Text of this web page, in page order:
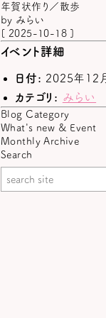
年賀状作り／散歩
by みらい
[ 2025-10-18 ]
イベント詳細
日付: 2025年12
カテゴリ: みらい
Blog Category
What's new & Event
Monthly Archive
Search